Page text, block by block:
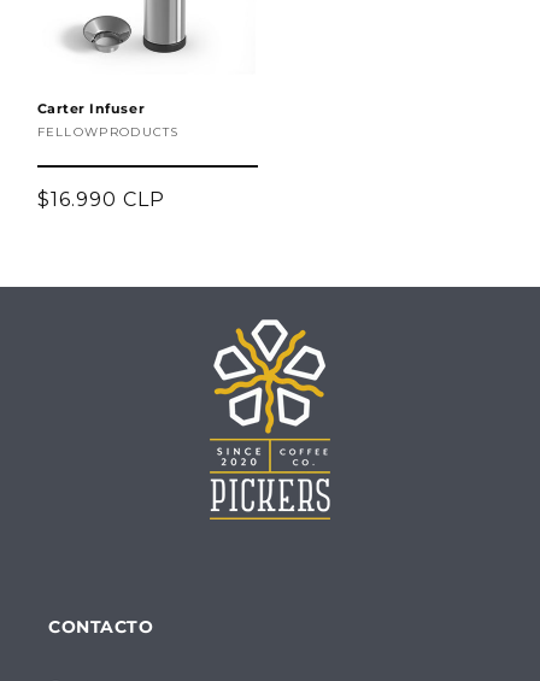
Carter Infuser
Proveedor:
FELLOWPRODUCTS
Precio
$16.990 CLP
CONTACTO